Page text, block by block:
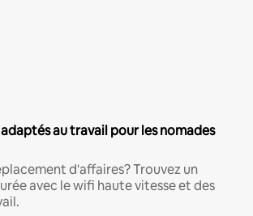
au travail pour les nomades
d'affaires? Trouvez un
avec le wifi haute vitesse et des